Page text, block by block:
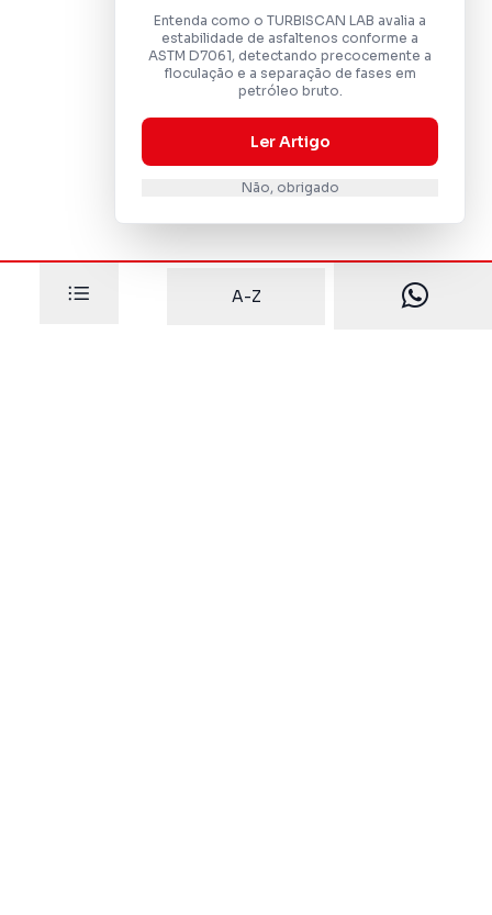
Entenda como o TURBISCAN LAB avalia a
estabilidade de asfaltenos conforme a
ASTM D7061, detectando precocemente a
floculação e a separação de fases em
petróleo bruto.
Ler Artigo
Não, obrigado
A-Z